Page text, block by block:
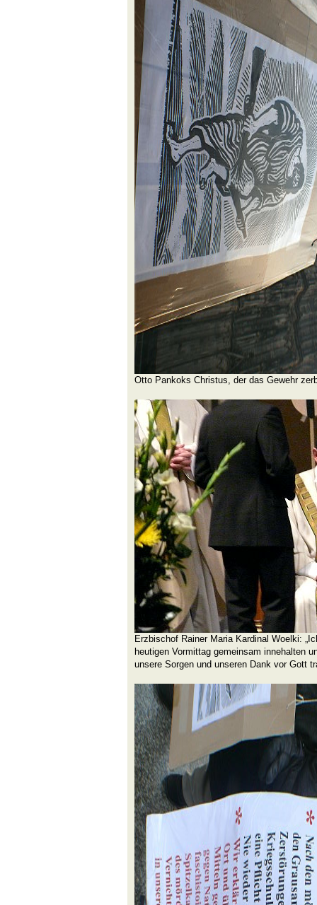
Otto Pankoks Christus, der das Gewehr
Erzbischof Rainer Maria Kardinal Woelki:
heutigen Vormittag gemeinsam innehalten
unsere Sorgen und unseren Dank vor Gott